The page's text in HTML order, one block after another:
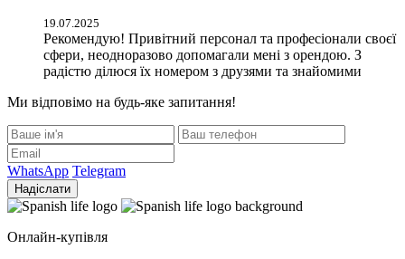
19.07.2025
Рекомендую! Привітний персонал та професіонали своєї
сфери, неодноразово допомагали мені з орендою. З
радістю ділюся їх номером з друзями та знайомими
Ми відповімо на будь-яке запитання!
WhatsApp Telegram
Надіслати
Онлайн-купівля